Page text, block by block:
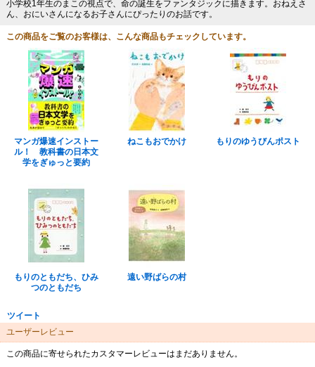
小学校1年生のまこの視点で、命の誕生をファンタジックに描きます。おねえさ
ん、おにいさんになるお子さんにぴったりのお話です。
この商品をご覧のお客様は、こんな商品もチェックしています。
マンガ爆速インストー
ル！ 教科書の日本文
学をぎゅっと要約
ねこもおでかけ もりのゆうびんポスト
もりのともだち、ひみ
つのともだち
遠い野ばらの村
ツイート
ユーザーレビュー
この商品に寄せられたカスタマーレビューはまだありません。